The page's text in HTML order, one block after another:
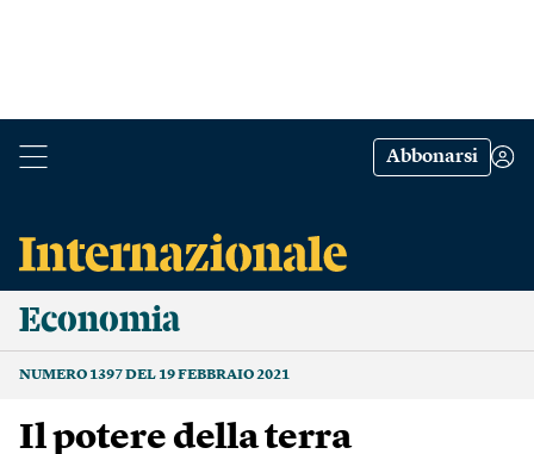
Abbonarsi
Economia
NUMERO 1397 DEL 19 FEBBRAIO 2021
Il potere della terra